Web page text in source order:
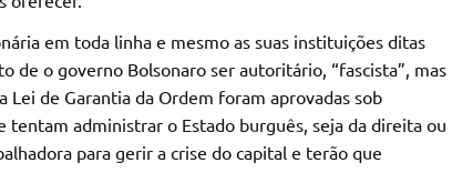
em toda linha e mesmo as suas instituições ditas
de o governo Bolsonaro ser autoritário, “fascista”, mas
Lei de Garantia da Ordem foram aprovadas sob
tentam administrar o Estado burguês, seja da direita ou
para gerir a crise do capital e terão que